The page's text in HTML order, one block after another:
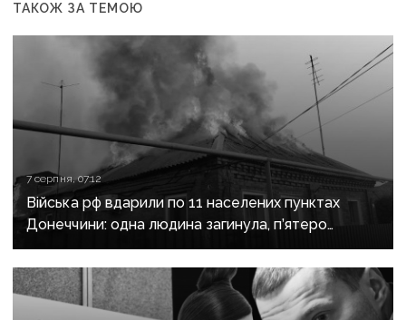
ТАКОЖ ЗА ТЕМОЮ
7 серпня, 07:12
Війська рф вдарили по 11 населених пунктах
Донеччини: одна людина загинула, п’ятеро
поранені